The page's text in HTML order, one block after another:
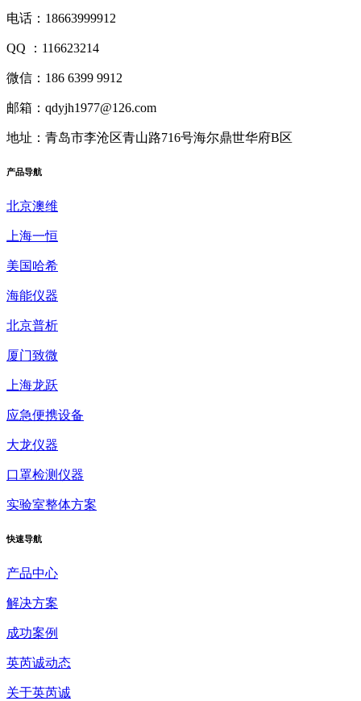
电话：18663999912
QQ ：116623214
微信：186 6399 9912
邮箱：qdyjh1977@126.com
地址：青岛市李沧区青山路716号海尔鼎世华府B区
产品导航
北京澳维
上海一恒
美国哈希
海能仪器
北京普析
厦门致微
上海龙跃
应急便携设备
大龙仪器
口罩检测仪器
实验室整体方案
快速导航
产品中心
解决方案
成功案例
英芮诚动态
关于英芮诚